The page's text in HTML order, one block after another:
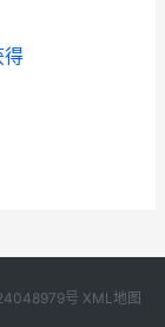
得
号 XML地图